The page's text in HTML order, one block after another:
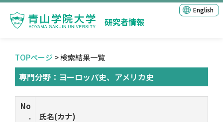
研究者情報
English
TOPページ > 検索結果一覧
専門分野：ヨーロッパ史、アメリカ史
No
.
氏名(カナ)